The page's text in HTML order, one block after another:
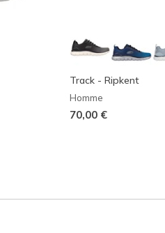
Track - Ripkent
Homme
70,00 €